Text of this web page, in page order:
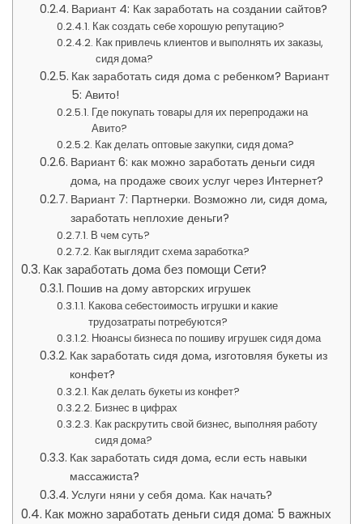
Вариант 4: Как заработать на создании сайтов?
Как создать себе хорошую репутацию?
Как привлечь клиентов и выполнять их заказы,
сидя дома?
Как заработать сидя дома с ребенком? Вариант
5: Авито!
Где покупать товары для их перепродажи на
Авито?
Как делать оптовые закупки, сидя дома?
Вариант 6: как можно заработать деньги сидя
дома, на продаже своих услуг через Интернет?
Вариант 7: Партнерки. Возможно ли, сидя дома,
заработать неплохие деньги?
В чем суть?
Как выглядит схема заработка?
Как заработать дома без помощи Сети?
Пошив на дому авторских игрушек
Какова себестоимость игрушки и какие
трудозатраты потребуются?
Нюансы бизнеса по пошиву игрушек сидя дома
Как заработать сидя дома, изготовляя букеты из
конфет?
Как делать букеты из конфет?
Бизнес в цифрах
Как раскрутить свой бизнес, выполняя работу
сидя дома?
Как заработать сидя дома, если есть навыки
массажиста?
Услуги няни у себя дома. Как начать?
Как можно заработать деньги сидя дома: 5 важных